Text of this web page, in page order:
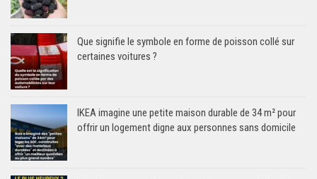
Que signifie le symbole en forme de poisson collé sur
certaines voitures ?
IKEA imagine une petite maison durable de 34 m² pour
offrir un logement digne aux personnes sans domicile